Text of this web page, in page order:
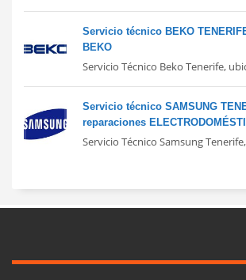
Servicio técnico BEKO
BEKO
Servicio Técnico Beko Tenerife,
Servicio técnico SAMSUNG
reparaciones
Servicio Técnico Samsung